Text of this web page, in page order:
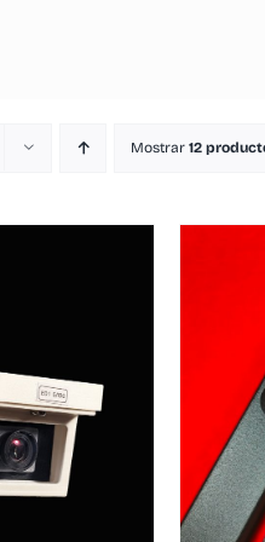
Mostrar 12